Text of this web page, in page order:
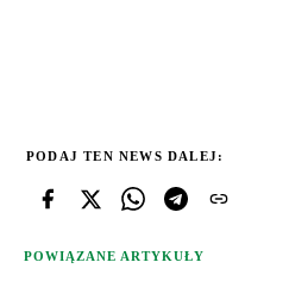
PODAJ TEN NEWS DALEJ:
POWIĄZANE ARTYKUŁY